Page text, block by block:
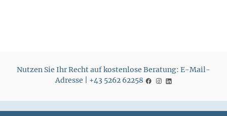
Nutzen Sie Ihr Recht auf kostenlose Beratung: E-Mail-
Adresse | +43 5262 62258